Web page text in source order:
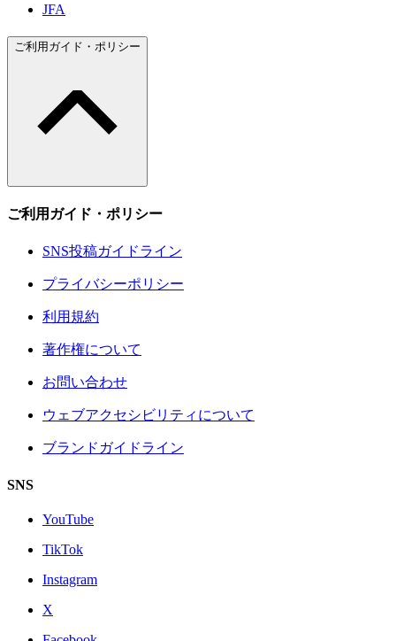
JFA
ご利用ガイド・ポリシー
ご利用ガイド・ポリシー
SNS投稿ガイドライン
プライバシーポリシー
利用規約
著作権について
お問い合わせ
ウェブアクセシビリティについて
ブランドガイドライン
SNS
YouTube
TikTok
Instagram
X